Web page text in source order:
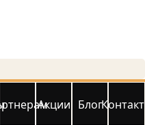
Акции Блог